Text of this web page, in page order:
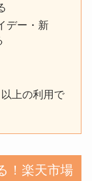
デー・新
以上の利用で
！楽天市場